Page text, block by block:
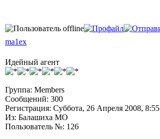
ma1ex
Идейный агент
Группа: Members
Сообщений: 300
Регистрация: Суббота, 26 Апреля 2008, 8:55
Из: Балашиха МО
Пользователь №: 126